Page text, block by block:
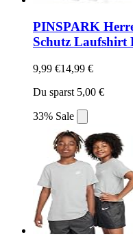
PINSPARK
Schutz Laufshirt
9,99 €14,99 €
Du sparst 5,00 €
33% Sale